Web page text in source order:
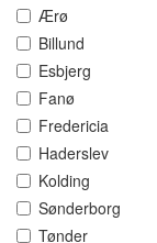
Ærø
Billund
Esbjerg
Fanø
Fredericia
Haderslev
Kolding
Sønderborg
Tønder